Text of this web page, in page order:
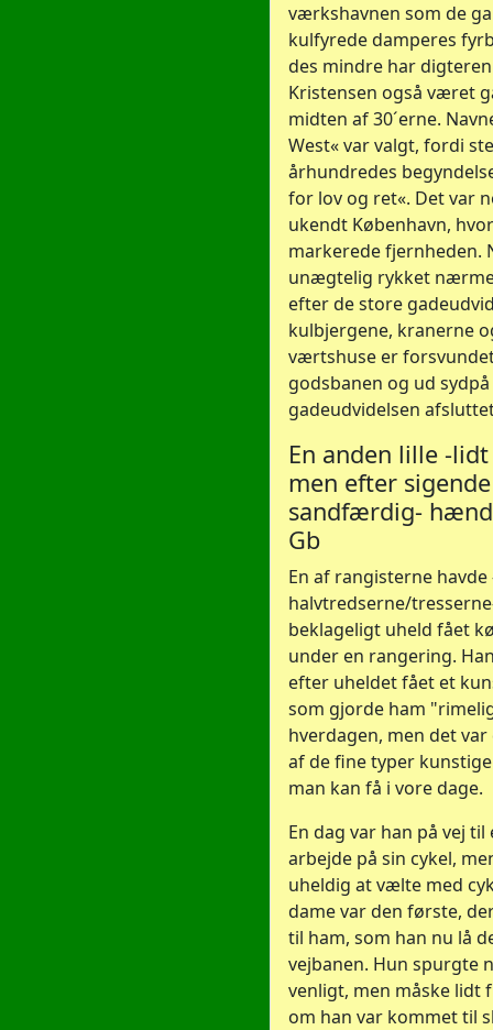
værkshavnen som de
kulfyrede damperes
des mindre har
Kristensen også været
midten af 30´erne.
West« var valgt, fordi
århundredes
for lov og ret«. Det var
ukendt København,
markerede fjernheden.
unægtelig rykket
efter de store
kulbjergene, kranerne
værtshuse er
godsbanen og ud
gadeudvidelsen
En anden lille -
men efter sigende
sandfærdig-
Gb
En af rangisterne havde
halvtredserne/
beklageligt uheld fået
under en rangering.
efter uheldet fået et
som gjorde ham
hverdagen, men det
af de fine typer
man kan få i vore dage.
En dag var han på vej
arbejde på sin cykel,
uheldig at vælte med
dame var den første,
til ham, som han nu lå
vejbanen. Hun spurgte
venligt, men måske lidt
om han var kommet til